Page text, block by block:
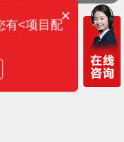
×
有<项目配